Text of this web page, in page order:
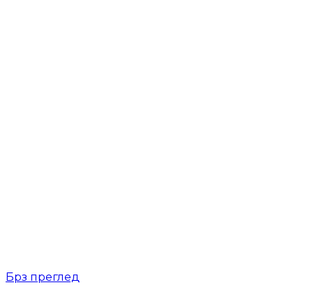
Брз преглед